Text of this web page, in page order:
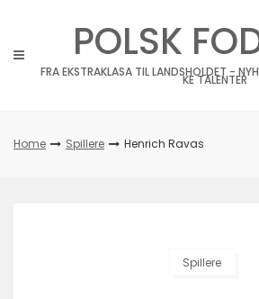
POLSK
FRA EKSTRAKLASA TIL LANDSHOLDET -
KE TALENTER
Home Spillere Henrich Ravas
Spillere